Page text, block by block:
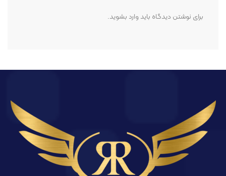
برای نوشتن دیدگاه بایدوارد بشوید.